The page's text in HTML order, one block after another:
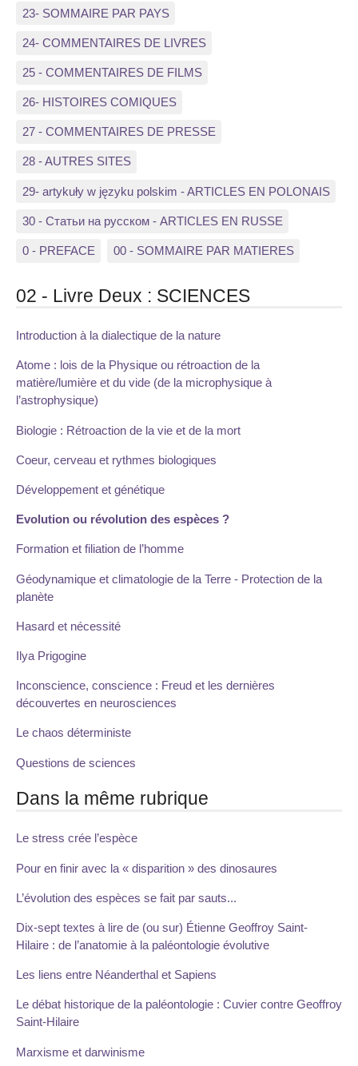
23- SOMMAIRE PAR PAYS
24- COMMENTAIRES DE LIVRES
25 - COMMENTAIRES DE FILMS
26- HISTOIRES COMIQUES
27 - COMMENTAIRES DE PRESSE
28 - AUTRES SITES
29- artykuły w języku polskim - ARTICLES EN POLONAIS
30 - Статьи на русском - ARTICLES EN RUSSE
0 - PREFACE 00 - SOMMAIRE PAR MATIERES
02 - Livre Deux : SCIENCES
Introduction à la dialectique de la nature
Atome : lois de la Physique ou rétroaction de la
matière/lumière et du vide (de la microphysique à
l’astrophysique)
Biologie : Rétroaction de la vie et de la mort
Coeur, cerveau et rythmes biologiques
Développement et génétique
Evolution ou révolution des espèces ?
Formation et filiation de l’homme
Géodynamique et climatologie de la Terre - Protection de la
planète
Hasard et nécessité
Ilya Prigogine
Inconscience, conscience : Freud et les dernières
découvertes en neurosciences
Le chaos déterministe
Questions de sciences
Dans la même rubrique
Le stress crée l’espèce
Pour en finir avec la « disparition » des dinosaures
L’évolution des espèces se fait par sauts...
Dix-sept textes à lire de (ou sur) Étienne Geoffroy Saint-
Hilaire : de l’anatomie à la paléontologie évolutive
Les liens entre Néanderthal et Sapiens
Le débat historique de la paléontologie : Cuvier contre Geoffroy
Saint-Hilaire
Marxisme et darwinisme